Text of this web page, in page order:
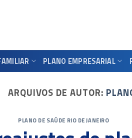
PLANO EMPRESARIAL
ARQUIVOS DE AUTOR:
PLANO DE SAÚDE RIO DE JANEIRO